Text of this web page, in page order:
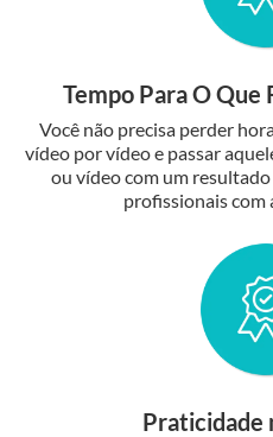
Tempo Para O
Você não precisa perder
vídeo por vídeo e passar
ou vídeo com um
profissionais com
Praticidade